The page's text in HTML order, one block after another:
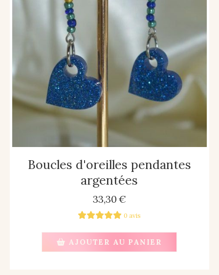
Boucles d'oreilles pendantes
argentées
33,30 €
0 avis
AJOUTER AU PANIER